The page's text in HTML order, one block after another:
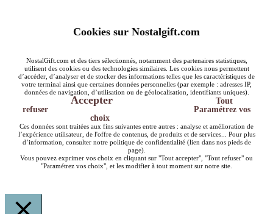
Cookies sur Nostalgift.com
NostalGift.com et des tiers sélectionnés, notamment des partenaires statistiques,
utilisent des cookies ou des technologies similaires. Les cookies nous permettent
d’accéder, d’analyser et de stocker des informations telles que les caractéristiques de
votre terminal ainsi que certaines données personnelles (par exemple : adresses IP,
données de navigation, d’utilisation ou de géolocalisation, identifiants uniques).
Accepter
Tout
refuser
Paramétrez vos
choix
Ces données sont traitées aux fins suivantes entre autres : analyse et amélioration de
l’expérience utilisateur, de l'offre de contenus, de produits et de services... Pour plus
d’information, consulter notre politique de confidentialité (lien dans nos pieds de
page).
Vous pouvez exprimer vos choix en cliquant sur "Tout accepter", "Tout refuser" ou
"Paramétrez vos choix", et les modifier à tout moment sur notre site.